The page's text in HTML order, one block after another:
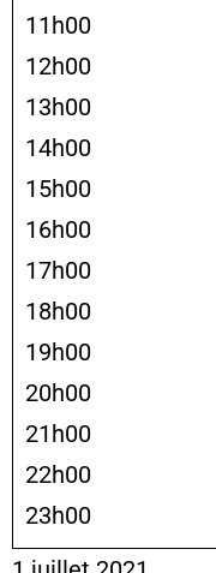
11h00
12h00
13h00
14h00
15h00
16h00
17h00
18h00
19h00
20h00
21h00
22h00
23h00